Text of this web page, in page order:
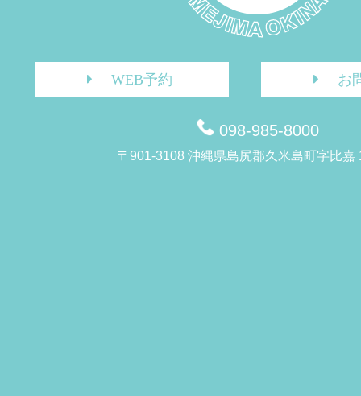
WEB予約 お
098-985-8000
〒901-3108 沖縄県島尻郡久米島町字比嘉